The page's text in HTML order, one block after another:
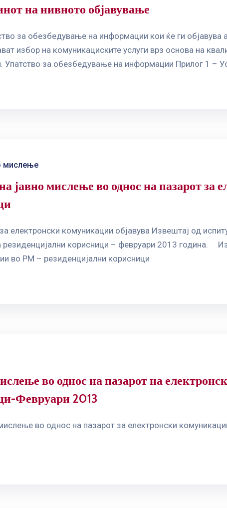
на нивното објавување
за обезбедување на информации кои ќе ги објавува
избор на комуникациските услуги врз основа на
Упатство за обезбедување на информации Прилог 1 –
мислење
јавно мислење во однос на пазарот
електронски комуникации објавува Извештај од
корисници – февруари 2013 година.
во РМ – резиденцијални корисници
во однос на пазарот на
Февруари 2013
во однос на пазарот за електронски